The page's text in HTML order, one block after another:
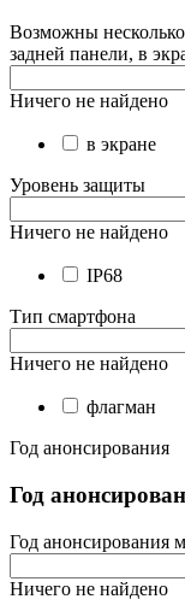
Возможны
задней панели, в
Ничего не найдено
в экране
Уровень защиты
Ничего не найдено
IP68
Тип смартфона
Ничего не найдено
флагман
Год анонсирования
Год
Год анонсирования
Ничего не найдено